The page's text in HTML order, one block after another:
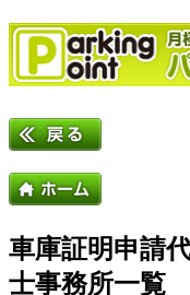
車庫証明申請
士事務所一覧